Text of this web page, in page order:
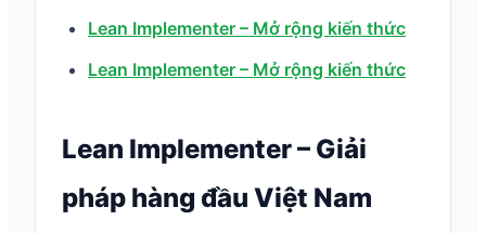
Lean Implementer – Mở rộng kiến thức
Lean Implementer – Mở rộng kiến thức
Lean Implementer – Giải
pháp hàng đầu Việt Nam